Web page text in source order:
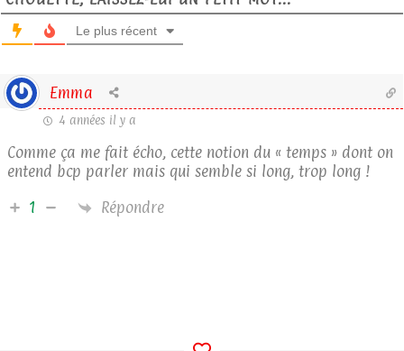
Le plus récent
Emma
4 années il y a
Comme ça me fait écho, cette notion du « temps » dont on
entend bcp parler mais qui semble si long, trop long !
1
Répondre